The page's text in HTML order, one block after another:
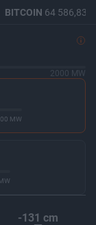
BITCOIN64 586,83
2000 MW
MW
-131 cm